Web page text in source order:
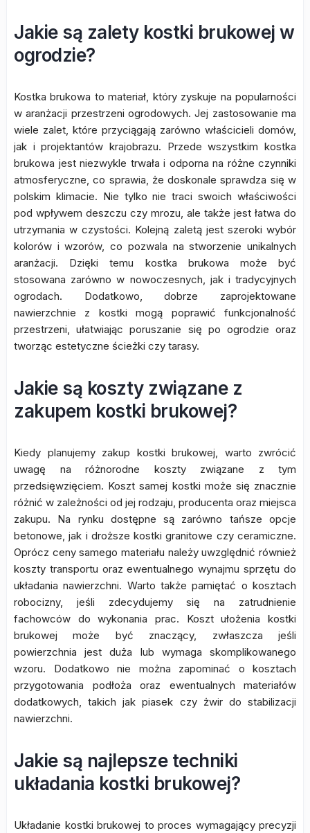
Jakie są zalety kostki brukowej w
ogrodzie?
Kostka brukowa to materiał, który zyskuje na popularności
w aranżacji przestrzeni ogrodowych. Jej zastosowanie ma
wiele zalet, które przyciągają zarówno właścicieli domów,
jak i projektantów krajobrazu. Przede wszystkim kostka
brukowa jest niezwykle trwała i odporna na różne czynniki
atmosferyczne, co sprawia, że doskonale sprawdza się w
polskim klimacie. Nie tylko nie traci swoich właściwości
pod wpływem deszczu czy mrozu, ale także jest łatwa do
utrzymania w czystości. Kolejną zaletą jest szeroki wybór
kolorów i wzorów, co pozwala na stworzenie unikalnych
aranżacji. Dzięki temu kostka brukowa może być
stosowana zarówno w nowoczesnych, jak i tradycyjnych
ogrodach. Dodatkowo, dobrze zaprojektowane
nawierzchnie z kostki mogą poprawić funkcjonalność
przestrzeni, ułatwiając poruszanie się po ogrodzie oraz
tworząc estetyczne ścieżki czy tarasy.
Jakie są koszty związane z
zakupem kostki brukowej?
Kiedy planujemy zakup kostki brukowej, warto zwrócić
uwagę na różnorodne koszty związane z tym
przedsięwzięciem. Koszt samej kostki może się znacznie
różnić w zależności od jej rodzaju, producenta oraz miejsca
zakupu. Na rynku dostępne są zarówno tańsze opcje
betonowe, jak i droższe kostki granitowe czy ceramiczne.
Oprócz ceny samego materiału należy uwzględnić również
koszty transportu oraz ewentualnego wynajmu sprzętu do
układania nawierzchni. Warto także pamiętać o kosztach
robocizny, jeśli zdecydujemy się na zatrudnienie
fachowców do wykonania prac. Koszt ułożenia kostki
brukowej może być znaczący, zwłaszcza jeśli
powierzchnia jest duża lub wymaga skomplikowanego
wzoru. Dodatkowo nie można zapominać o kosztach
przygotowania podłoża oraz ewentualnych materiałów
dodatkowych, takich jak piasek czy żwir do stabilizacji
nawierzchni.
Jakie są najlepsze techniki
układania kostki brukowej?
Układanie kostki brukowej to proces wymagający precyzji